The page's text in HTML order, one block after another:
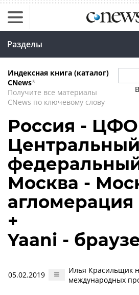
Разделы
Индексная книга (каталог)
CNews*
Получите все материалы
CNews по ключевому слову
Россия -
Центральный
Москва -
агломерация
+
Yaani -
05.02.2019
Илья Красильщик
международных